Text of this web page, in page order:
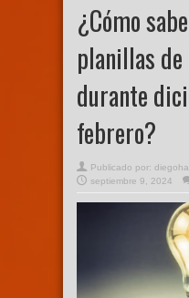
¿Cómo
planillas
durante
febrero?
Publicado por:
septiembre 9, 2024